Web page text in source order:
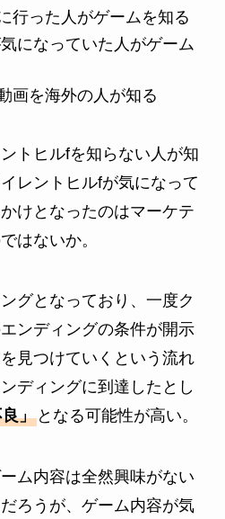
行った人がゲームを知る
になっていた人がゲーム
画を海外の人が知る
トヒルfを知らない人が知
レントヒルfが気になって
けとなったのはマーケテ
はないか。
グとなっており、一度ク
ンディングの条件が開示
見つけていくという流れ
ディングに到達したとし
」となる可能性が高い。
ム内容は全然興味がない
ろうが、ゲーム内容が気